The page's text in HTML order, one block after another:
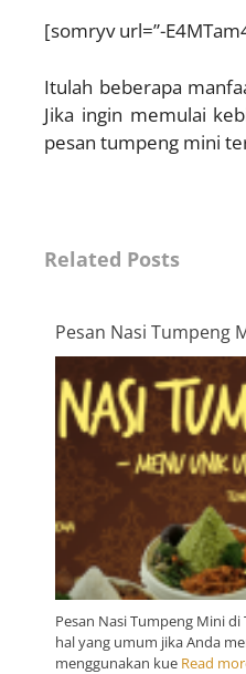
[somryv url=”-
Itulah beberapa
Jika ingin memulai
pesan tumpeng mini
Related Posts
Pesan Nasi Tumpeng
Pesan Nasi Tumpeng Mini
hal yang umum jika Anda
menggunakan kue Read